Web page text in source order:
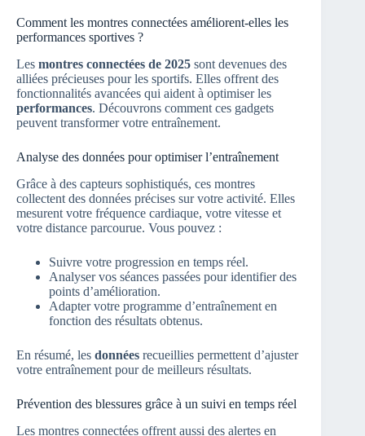
Comment les montres connectées améliorent-elles les
performances sportives ?
Les montres connectées de 2025 sont devenues des
alliées précieuses pour les sportifs. Elles offrent des
fonctionnalités avancées qui aident à optimiser les
performances. Découvrons comment ces gadgets
peuvent transformer votre entraînement.
Analyse des données pour optimiser l’entraînement
Grâce à des capteurs sophistiqués, ces montres
collectent des données précises sur votre activité. Elles
mesurent votre fréquence cardiaque, votre vitesse et
votre distance parcourue. Vous pouvez :
Suivre votre progression en temps réel.
Analyser vos séances passées pour identifier des
points d’amélioration.
Adapter votre programme d’entraînement en
fonction des résultats obtenus.
En résumé, les données recueillies permettent d’ajuster
votre entraînement pour de meilleurs résultats.
Prévention des blessures grâce à un suivi en temps réel
Les montres connectées offrent aussi des alertes en